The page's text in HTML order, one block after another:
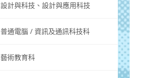
設計與科技、設計與應用科技
普通電腦 / 資訊及通訊科技科
藝術教育科